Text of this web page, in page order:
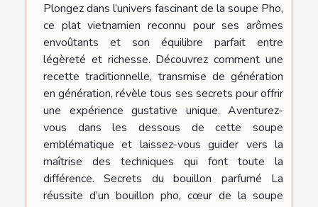
Plongez dans l’univers fascinant de la soupe Pho,
ce plat vietnamien reconnu pour ses arômes
envoûtants et son équilibre parfait entre
légèreté et richesse. Découvrez comment une
recette traditionnelle, transmise de génération
en génération, révèle tous ses secrets pour offrir
une expérience gustative unique. Aventurez-
vous dans les dessous de cette soupe
emblématique et laissez-vous guider vers la
maîtrise des techniques qui font toute la
différence. Secrets du bouillon parfumé La
réussite d’un bouillon pho, cœur de la soupe